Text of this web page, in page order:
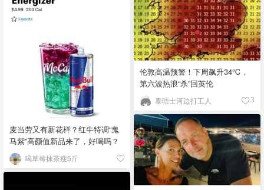
麦当劳又有新花样？红牛特调“鬼
马紫”高颜值新品来了，好喝吗？
喝草莓抹茶瘦5斤
伦敦高温预警！下周飙升34℃，
第六波热浪“杀”回英伦
泰晤士河边打工人 3